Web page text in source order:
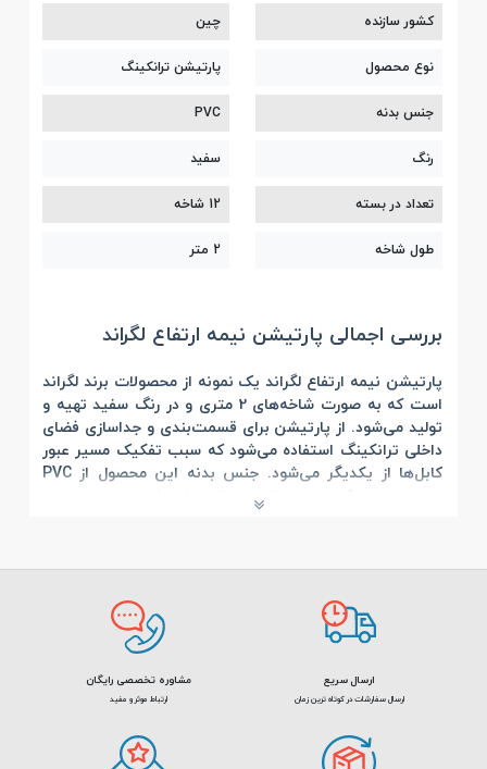
کشور سازنده
چین
نوع محصول
پارتیشن ترانکینگ
جنس بدنه
PVC
رنگ
سفید
تعداد در بسته
12 شاخه
طول شاخه
2 متر
بررسی اجمالی پارتيشن نيمه ارتفاع لگراند
پارتيشن نيمه ارتفاع لگراندیک نمونه از محصولات برند لگراند
است که به صورت شاخه‌های 2 متری و در رنگ سفید تهیه و
تولید می‌شود. از پارتیشن برای قسمت‌بندی و جداسازی فضای
داخلی ترانکینگ استفاده می‎‌شود که سبب تفکیک مسیر عبور
کابل‌ها از یکدیگر می‌شود. جنس بدنه این محصول از PVC
مرغوب است که سبب مقاومت بالای پارتیشن در برابر ضربه،
پوسیدگی و خوردگی می‌شود. همچنین پارتیشن لگراند، برای
ارسال سریع
ارسال سفارشات در کوتاه ترین زمان
مشاوره تخصصی رایگان
ارتباط موثر و مفید